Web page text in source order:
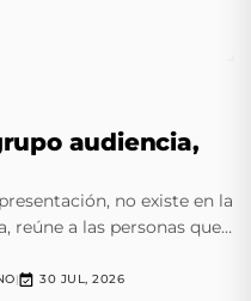
audiencia,
no existe en la
reúne a las personas que
| 30 JUL, 2026